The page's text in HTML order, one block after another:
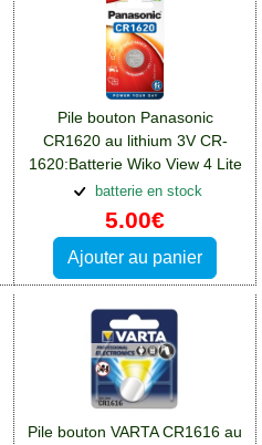
Pile bouton Panasonic
CR1620 au lithium 3V CR-
1620:Batterie Wiko View 4 Lite
batterie en stock
5.00€
Ajouter au panier
Pile bouton VARTA CR1616 au